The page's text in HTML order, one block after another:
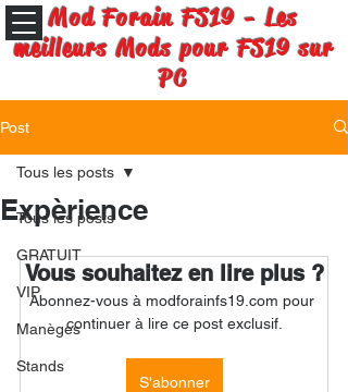
Mod Forain FS19 - Les
meilleurs Mods pour FS19 sur
PC
Post
Tous les posts
GRATUIT
VIP
Manèges
Stands
Tous les posts
Expèrience
Vous souhaitez en lire plus ?
Abonnez-vous à modforainfs19.com pour
continuer à lire ce post exclusif.
S'abonner